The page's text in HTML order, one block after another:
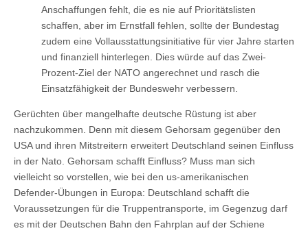
Anschaffungen fehlt, die es nie auf Prioritätslisten
schaffen, aber im Ernstfall fehlen, sollte der Bundestag
zudem eine Vollausstattungsinitiative für vier Jahre starten
und finanziell hinterlegen. Dies würde auf das Zwei-
Prozent-Ziel der NATO angerechnet und rasch die
Einsatzfähigkeit der Bundeswehr verbessern.
Gerüchten über mangelhafte deutsche Rüstung ist aber
nachzukommen. Denn mit diesem Gehorsam gegenüber den
USA und ihren Mitstreitern erweitert Deutschland seinen Einfluss
in der Nato. Gehorsam schafft Einfluss? Muss man sich
vielleicht so vorstellen, wie bei den us-amerikanischen
Defender-Übungen in Europa: Deutschland schafft die
Voraussetzungen für die Truppentransporte, im Gegenzug darf
es mit der Deutschen Bahn den Fahrplan auf der Schiene